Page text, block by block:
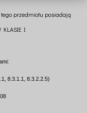
tego przedmiotu posiadają
KLASIE I
8.3.1.1, 8.3.2.2.5)